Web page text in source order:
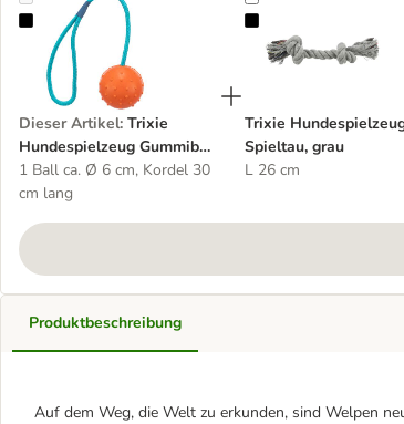
Trixie Hundespielzeug Gummiball mit Schnur
Dieser Artikel: Trixie
Hundespielzeug Gummiball
mit Schnur
1 Ball ca. Ø 6 cm, Kordel 30
cm lang
Trixie
Trixie
Spieltau, grau
L 26 cm
Produktbeschreibung
Auf dem Weg, die Welt zu erkunden, sind Welpen